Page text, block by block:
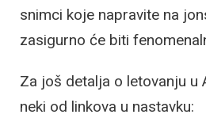
snimci koje napravite na
zasigurno će biti
Za još detalja o letovanju u
neki od linkova u nastavku: